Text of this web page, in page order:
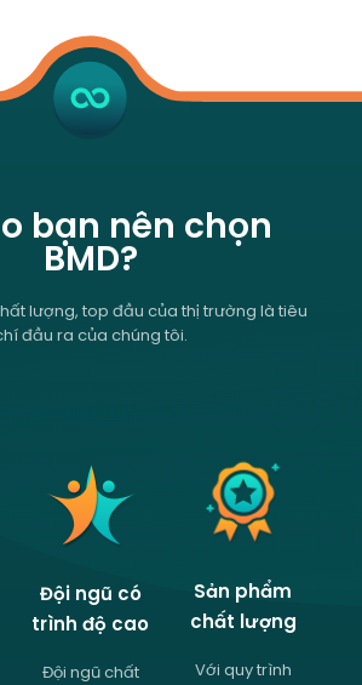
bạn nên chọn
BMD?
lượng, top đầu của thị trường là tiêu
đầu ra của chúng tôi.
Đội ngũ có
trình độ cao
Đội ngũ chất
Sản phẩm
chất lượng
Với quy trình